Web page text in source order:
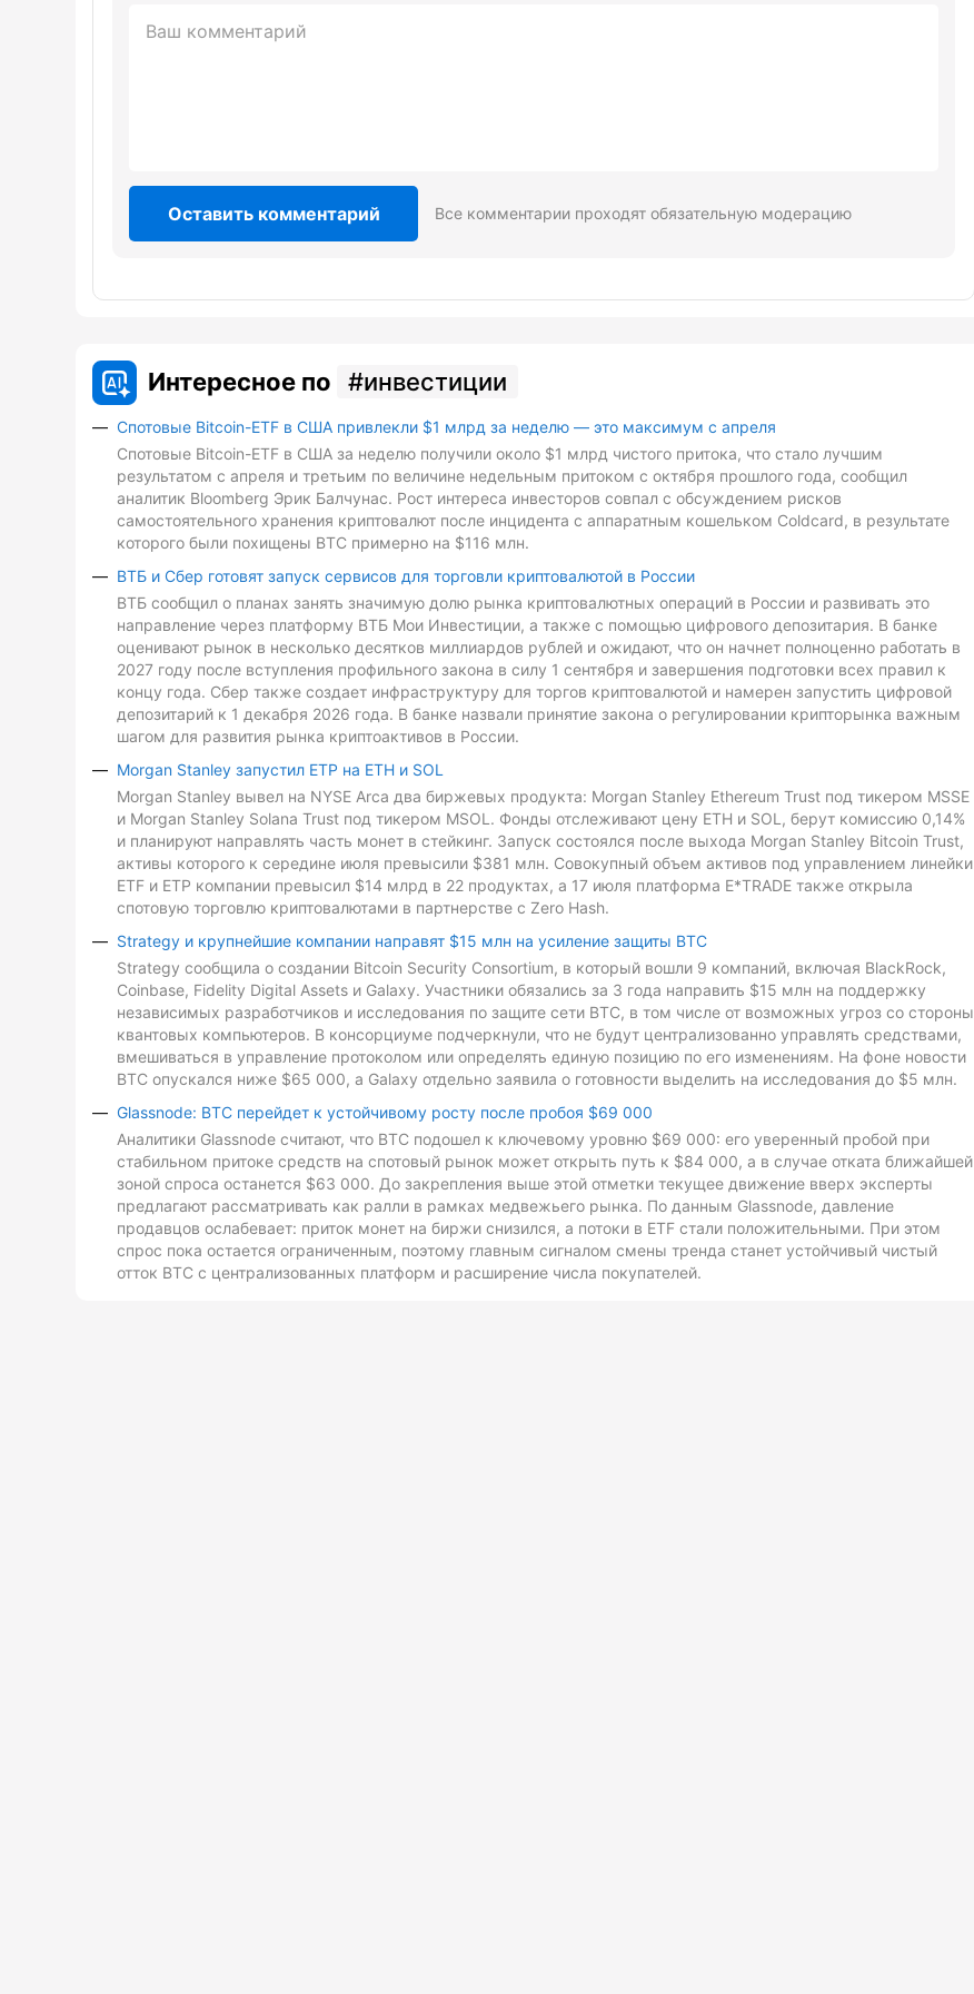
Оставить комментарий Все комментарии проходят обязательную модерацию
Интересное по инвестиции
Спотовые Bitcoin-ETF в США привлекли $1 млрд за неделю — это максимум с апреля
Спотовые Bitcoin-ETF в США за неделю получили около $1 млрд чистого притока, что стало лучшим
результатом с апреля и третьим по величине недельным притоком с октября прошлого года, сообщил
аналитик Bloomberg Эрик Балчунас. Рост интереса инвесторов совпал с обсуждением рисков
самостоятельного хранения криптовалют после инцидента с аппаратным кошельком Coldcard, в результате
которого были похищены BTC примерно на $116 млн.
ВТБ и Сбер готовят запуск сервисов для торговли криптовалютой в России
ВТБ сообщил о планах занять значимую долю рынка криптовалютных операций в России и развивать это
направление через платформу ВТБ Мои Инвестиции, а также с помощью цифрового депозитария. В банке
оценивают рынок в несколько десятков миллиардов рублей и ожидают, что он начнет полноценно работать в
2027 году после вступления профильного закона в силу 1 сентября и завершения подготовки всех правил к
концу года. Сбер также создает инфраструктуру для торгов криптовалютой и намерен запустить цифровой
депозитарий к 1 декабря 2026 года. В банке назвали принятие закона о регулировании крипторынка важным
шагом для развития рынка криптоактивов в России.
Morgan Stanley запустил ETP на ETH и SOL
Morgan Stanley вывел на NYSE Arca два биржевых продукта: Morgan Stanley Ethereum Trust под тикером MSSE
и Morgan Stanley Solana Trust под тикером MSOL. Фонды отслеживают цену ETH и SOL, берут комиссию 0,14%
и планируют направлять часть монет в стейкинг. Запуск состоялся после выхода Morgan Stanley Bitcoin Trust,
активы которого к середине июля превысили $381 млн. Совокупный объем активов под управлением линейки
ETF и ETP компании превысил $14 млрд в 22 продуктах, а 17 июля платформа E*TRADE также открыла
спотовую торговлю криптовалютами в партнерстве с Zero Hash.
Strategy и крупнейшие компании направят $15 млн на усиление защиты BTC
Strategy сообщила о создании Bitcoin Security Consortium, в который вошли 9 компаний, включая BlackRock,
Coinbase, Fidelity Digital Assets и Galaxy. Участники обязались за 3 года направить $15 млн на поддержку
независимых разработчиков и исследования по защите сети BTC, в том числе от возможных угроз со стороны
квантовых компьютеров. В консорциуме подчеркнули, что не будут централизованно управлять средствами,
вмешиваться в управление протоколом или определять единую позицию по его изменениям. На фоне новости
BTC опускался ниже $65 000, а Galaxy отдельно заявила о готовности выделить на исследования до $5 млн.
Glassnode: BTC перейдет к устойчивому росту после пробоя $69 000
Аналитики Glassnode считают, что BTC подошел к ключевому уровню $69 000: его уверенный пробой при
стабильном притоке средств на спотовый рынок может открыть путь к $84 000, а в случае отката ближайшей
зоной спроса останется $63 000. До закрепления выше этой отметки текущее движение вверх эксперты
предлагают рассматривать как ралли в рамках медвежьего рынка. По данным Glassnode, давление
продавцов ослабевает: приток монет на биржи снизился, а потоки в ETF стали положительными. При этом
спрос пока остается ограниченным, поэтому главным сигналом смены тренда станет устойчивый чистый
отток BTC с централизованных платформ и расширение числа покупателей.